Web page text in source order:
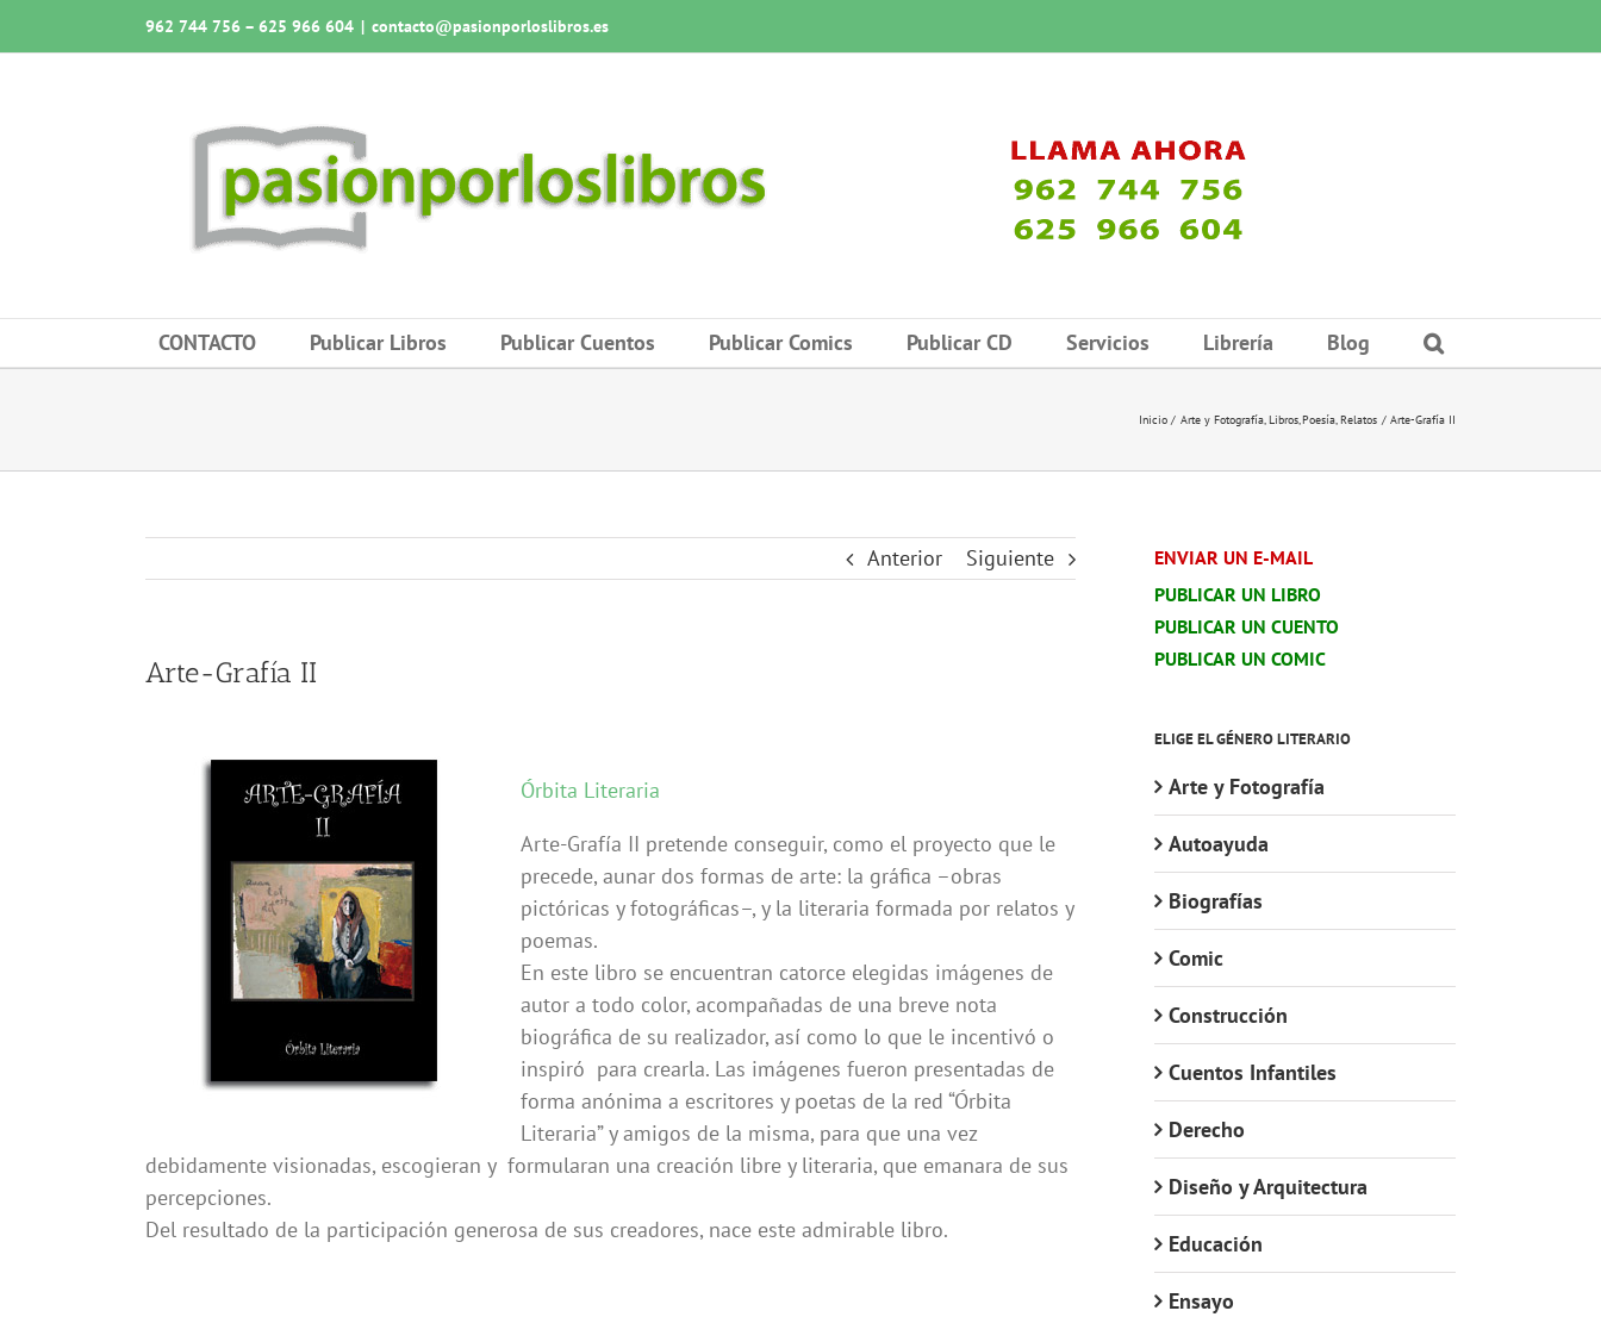
al
962 744 756 – 625 966 604 | contacto@pasionporloslibros.es
CONTACTO Publicar Libros Publicar Cuentos Publicar Comics Publicar CD Servicios Librería Blog
Inicio Arte y Fotografía Libros Poesía Relatos Arte-Grafía II
Anterior Siguiente
Arte-Grafía II
Órbita Literaria
Arte-Grafía II pretende conseguir, como el proyecto que le
precede, aunar dos formas de arte: la gráfica –obras
pictóricas y fotográficas–, y la literaria formada por relatos y
poemas.
En este libro se encuentran catorce elegidas imágenes de
autor a todo color, acompañadas de una breve nota
biográfica de su realizador, así como lo que le incentivó o
inspiró para crearla. Las imágenes fueron presentadas de
forma anónima a escritores y poetas de la red “Órbita
Literaria” y amigos de la misma, para que una vez
debidamente visionadas, escogieran y formularan una creación libre y literaria, que emanara de sus
percepciones.
Del resultado de la participación generosa de sus creadores, nace este admirable libro.
ENVIAR UN E-MAIL
PUBLICAR UN LIBRO
PUBLICAR UN CUENTO
PUBLICAR UN COMIC
ELIGE EL GÉNERO LITERARIO
Arte y Fotografía
Autoayuda
Biografías
Comic
Construcción
Cuentos Infantiles
Derecho
Diseño y Arquitectura
Educación
Ensayo